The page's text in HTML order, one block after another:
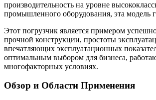
производительность на уровне
промышленного оборудования, эта модель
Этот погрузчик является примером
прочной конструкции, простоты
впечатляющих эксплуатационных
оптимальным выбором для бизнеса,
многофакторных условиях.
Обзор и Области Применения